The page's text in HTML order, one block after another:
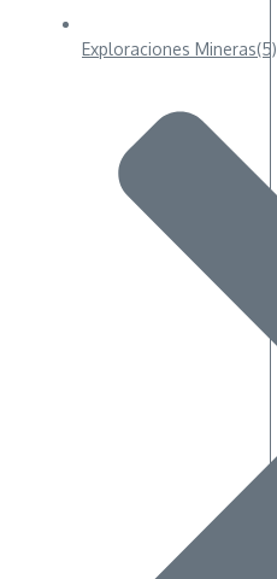
Exploraciones Mineras(5)